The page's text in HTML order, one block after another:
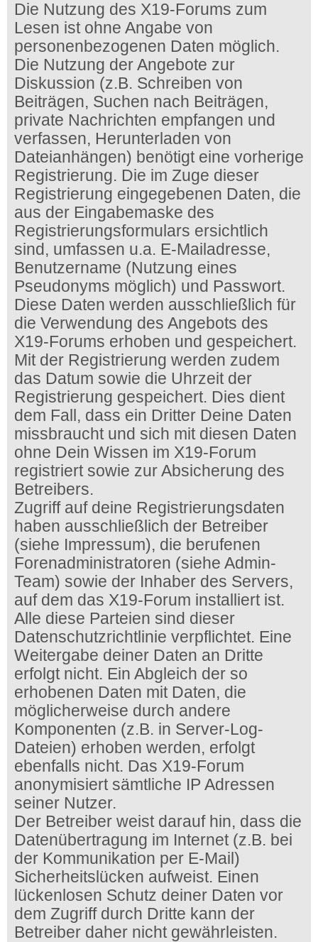
Die Nutzung des X19-Forums zum
Lesen ist ohne Angabe von
personenbezogenen Daten möglich.
Die Nutzung der Angebote zur
Diskussion (z.B. Schreiben von
Beiträgen, Suchen nach Beiträgen,
private Nachrichten empfangen und
verfassen, Herunterladen von
Dateianhängen) benötigt eine vorherige
Registrierung. Die im Zuge dieser
Registrierung eingegebenen Daten, die
aus der Eingabemaske des
Registrierungsformulars ersichtlich
sind, umfassen u.a. E-Mailadresse,
Benutzername (Nutzung eines
Pseudonyms möglich) und Passwort.
Diese Daten werden ausschließlich für
die Verwendung des Angebots des
X19-Forums erhoben und gespeichert.
Mit der Registrierung werden zudem
das Datum sowie die Uhrzeit der
Registrierung gespeichert. Dies dient
dem Fall, dass ein Dritter Deine Daten
missbraucht und sich mit diesen Daten
ohne Dein Wissen im X19-Forum
registriert sowie zur Absicherung des
Betreibers.
Zugriff auf deine Registrierungsdaten
haben ausschließlich der Betreiber
(siehe Impressum), die berufenen
Forenadministratoren (siehe Admin-
Team) sowie der Inhaber des Servers,
auf dem das X19-Forum installiert ist.
Alle diese Parteien sind dieser
Datenschutzrichtlinie verpflichtet. Eine
Weitergabe deiner Daten an Dritte
erfolgt nicht. Ein Abgleich der so
erhobenen Daten mit Daten, die
möglicherweise durch andere
Komponenten (z.B. in Server-Log-
Dateien) erhoben werden, erfolgt
ebenfalls nicht. Das X19-Forum
anonymisiert sämtliche IP Adressen
seiner Nutzer.
Der Betreiber weist darauf hin, dass die
Datenübertragung im Internet (z.B. bei
der Kommunikation per E-Mail)
Sicherheitslücken aufweist. Einen
lückenlosen Schutz deiner Daten vor
dem Zugriff durch Dritte kann der
Betreiber daher nicht gewährleisten.